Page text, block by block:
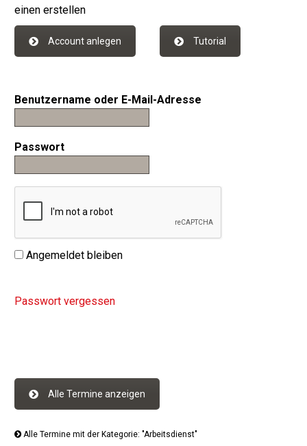
einen erstellen
Account anlegen Tutorial
Benutzername oder E-Mail-Adresse
Passwort
Angemeldet bleiben
Passwort vergessen
Alle Termine anzeigen
Alle Termine mit der Kategorie: "Arbeitsdienst"